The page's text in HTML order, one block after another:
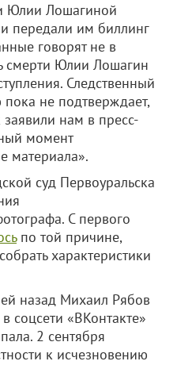
Юлии Лошагиной
передали им биллинг
говорят не в
смерти Юлии Лошагин
Следственный
не подтверждает,
нам в пресс-
момент
материала».
суд Первоуральска
С первого
по той причине,
характеристики
назад Михаил Рябов
в соцсети «ВКонтакте»
2 сентября
к исчезновению